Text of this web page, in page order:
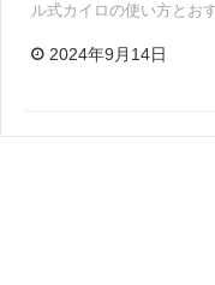
ル式カイロの使い方とお
2024年9月14日